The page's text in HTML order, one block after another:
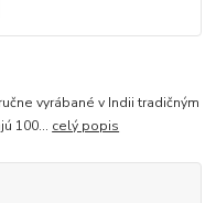
vyrábané v Indii tradičným
100... celý popis